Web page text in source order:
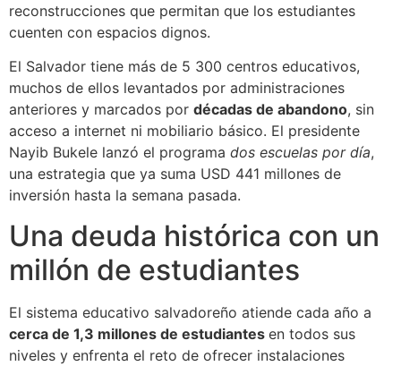
reconstrucciones que permitan que los estudiantes
cuenten con espacios dignos.
El Salvador tiene más de 5 300 centros educativos,
muchos de ellos levantados por administraciones
anteriores y marcados por décadas de abandono, sin
acceso a internet ni mobiliario básico. El presidente
Nayib Bukele lanzó el programa dos escuelas por día,
una estrategia que ya suma USD 441 millones de
inversión hasta la semana pasada.
Una deuda histórica con un
millón de estudiantes
El sistema educativo salvadoreño atiende cada año a
cerca de 1,3 millones de estudiantes en todos sus
niveles y enfrenta el reto de ofrecer instalaciones